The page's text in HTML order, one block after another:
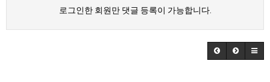
로그인한 회원만 댓글 등록이 가능합니다.